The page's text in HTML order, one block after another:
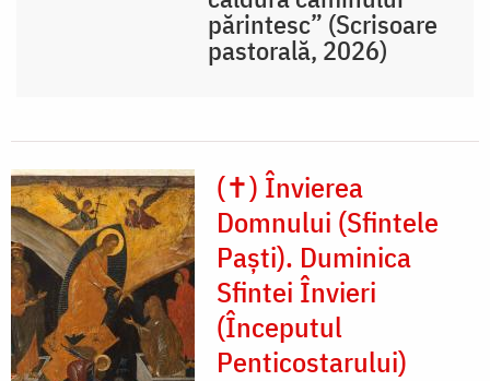
părintesc” (Scrisoare
pastorală, 2026)
(✝) Învierea
Domnului (Sfintele
Paști). Duminica
Sfintei Învieri
(Începutul
Penticostarului)